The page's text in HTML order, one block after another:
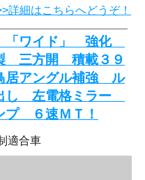
詳細はこちらへどうぞ！
「ワイド」 強化
三方開 積載３９
アングル補強 ル
し 左電格ミラー
プ ６速ＭＴ！
適合車